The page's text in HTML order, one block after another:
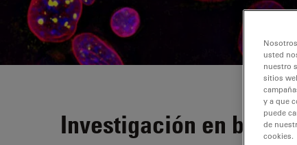
Investigación en
usted
nuestro
sitios
y a que
puede
de
cookies.